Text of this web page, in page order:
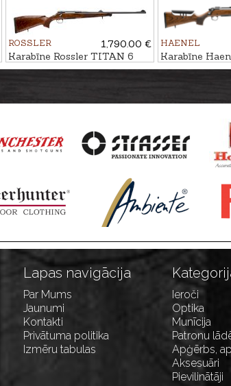
M14x1
ROSSLER
1,790.00 €
Karabīne Rossler TITAN 6
Luxury kal. .30-06 M15x1
HAENEL
Karabīne
NXT ADJ kal.
Lapas navigācija
Par Mums
Jaunumi
Kontakti
Privātuma politika
Izmēru tabulas
Ieroči
Optika
Munīcija
Patronu
Apģērbs,
Aksesuāri
Pievilinātāji